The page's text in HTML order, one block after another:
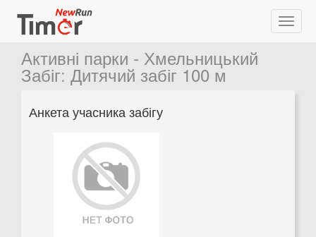
Активні парки - Хмельницький
Забіг: Дитячий забіг 100 м
Анкета учасника забігу